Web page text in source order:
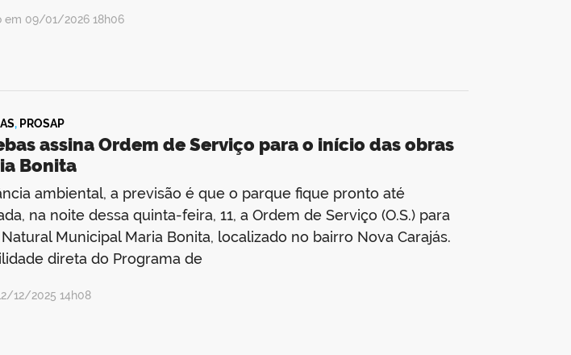
em 09/01/2026 18h06
, PROSAP
assina Ordem de Serviço para o início das obras
Bonita
ambiental, a previsão é que o parque fique pronto até
na noite dessa quinta-feira, 11, a Ordem de Serviço (O.S.) para
Municipal Maria Bonita, localizado no bairro Nova Carajás.
direta do Programa de
12/2025 14h08